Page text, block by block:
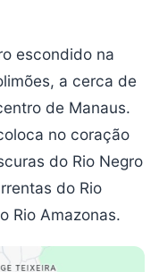
escondido na
a cerca de
de Manaus.
no coração
do Rio Negro
do Rio
Rio Amazonas.